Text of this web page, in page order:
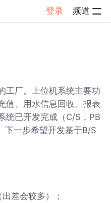
登录 频道
工厂。上位机系统主要功
值、用水信息回收、报表
统已开发完成（C/S，PB
下一步希望开发基于B/S
差会较多）；